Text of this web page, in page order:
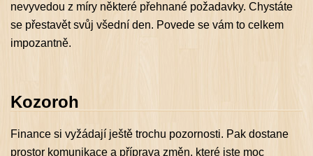
nevyvedou z míry některé přehnané požadavky. Chystáte
se přestavět svůj všední den. Povede se vám to celkem
impozantně.
Kozoroh
Finance si vyžádají ještě trochu pozornosti. Pak dostane
prostor komunikace a příprava změn, které jste moc